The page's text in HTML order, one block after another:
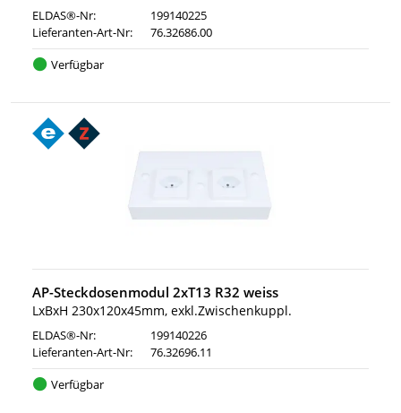
ELDAS®-Nr:
199140225
Lieferanten-Art-Nr:
76.32686.00
Verfügbar
AP-Steckdosenmodul 2xT13 R32 weiss
LxBxH 230x120x45mm, exkl.Zwischenkuppl.
ELDAS®-Nr:
199140226
Lieferanten-Art-Nr:
76.32696.11
Verfügbar